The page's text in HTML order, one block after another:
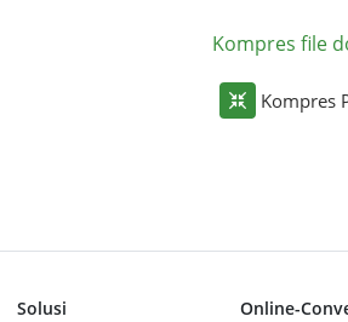
Kompres file
Kompres
Solusi Online-